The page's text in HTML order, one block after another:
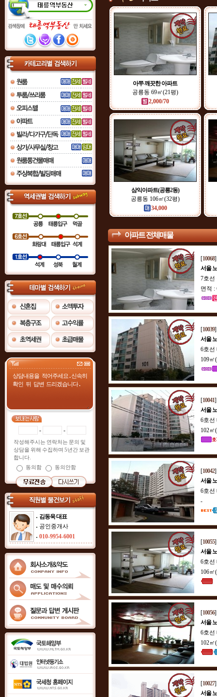
- -
작성해주시는 연락처는 문의 및
상담을 위해 수집하며 5년간 보관
합니다.
동의함
동의안함
김동욱 대표
공인중개사
010-9954-6001
아쭈 깨끗한 아파트
공릉동 69㎡(21평)
2,000/70
삼익아파트(공릉2동)
공릉동 106㎡(32평)
34,000
아파트 전체매물
[10068
서울
7호선
면적 :
[10039
서울
6호선
109㎡
[10041
서울
6호선
102㎡
[10042
서울
6호선
-
[10055
서울
6호선
106㎡
[10056
서울
6호선
102㎡
[10027
서울